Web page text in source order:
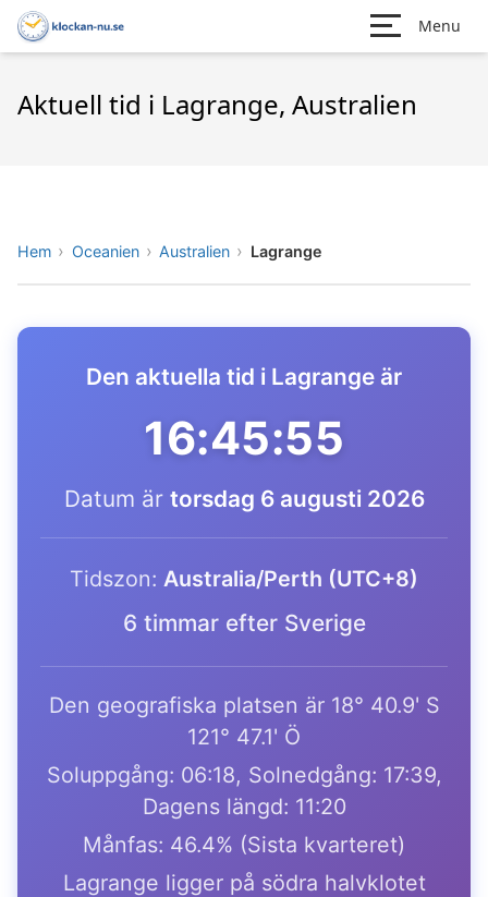
Menu
Aktuell tid i Lagrange, Australien
Hem Oceanien Australien Lagrange
Den aktuella tid i Lagrange är
16:45:55
Datum är torsdag 6 augusti 2026
Tidszon: Australia/Perth (UTC+8)
6 timmar efter Sverige
Den geografiska platsen är 18° 40.9' S
121° 47.1' Ö
Soluppgång: 06:18, Solnedgång: 17:39,
Dagens längd: 11:20
Månfas: 46.4% (Sista kvarteret)
Lagrange ligger på södra halvklotet